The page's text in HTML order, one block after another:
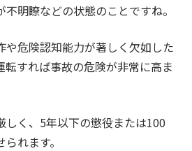
明瞭などの状態のことですね。
や危険認知能力が著しく欠如した
転すれば事故の危険が非常に高ま
しく、5年以下の懲役または100
れます。